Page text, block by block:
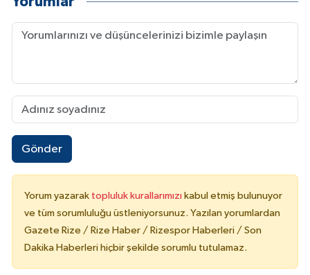
Gönder
Yorum yazarak topluluk kurallarımızı kabul etmiş bulunuyor
ve tüm sorumluluğu üstleniyorsunuz. Yazılan yorumlardan
Gazete Rize / Rize Haber / Rizespor Haberleri / Son
Dakika Haberleri hiçbir şekilde sorumlu tutulamaz.